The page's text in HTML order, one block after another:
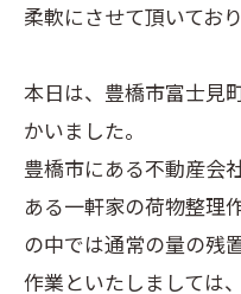
柔軟にさせて頂いており
本日は、豊橋市富士見
かいました。
豊橋市にある不動産会
ある一軒家の荷物整理
の中では通常の量の残
作業といたしましては